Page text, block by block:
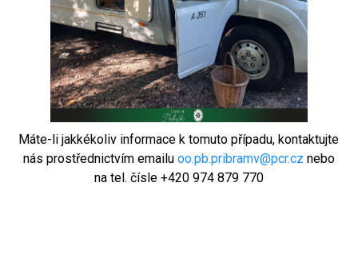
Máte-li jakkékoliv informace k tomuto případu, kontaktujte
nás prostřednictvím emailu oo.pb.pribramv@pcr.cz nebo
na tel. čísle +420 974 879 770